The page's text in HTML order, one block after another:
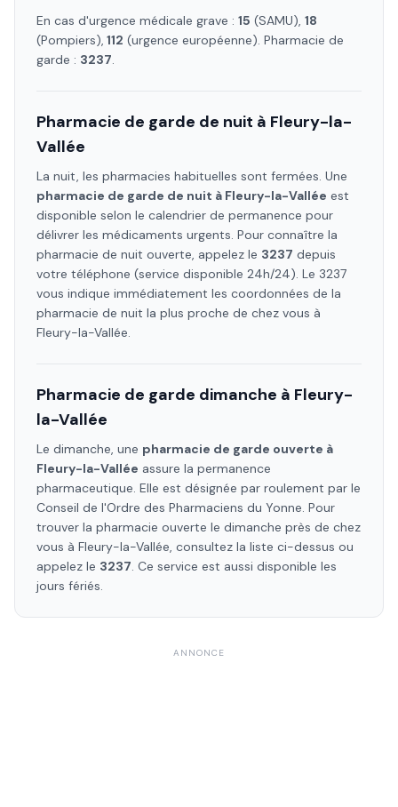
En cas d'urgence médicale grave : 15 (SAMU), 18
(Pompiers), 112 (urgence européenne). Pharmacie de
garde : 3237.
Pharmacie de garde de nuit à Fleury-la-
Vallée
La nuit, les pharmacies habituelles sont fermées. Une
pharmacie de garde de nuit à Fleury-la-Vallée est
disponible selon le calendrier de permanence pour
délivrer les médicaments urgents. Pour connaître la
pharmacie de nuit ouverte, appelez le 3237 depuis
votre téléphone (service disponible 24h/24). Le 3237
vous indique immédiatement les coordonnées de la
pharmacie de nuit la plus proche de chez vous à
Fleury-la-Vallée.
Pharmacie de garde dimanche à Fleury-
la-Vallée
Le dimanche, une pharmacie de garde ouverte à
Fleury-la-Vallée assure la permanence
pharmaceutique. Elle est désignée par roulement par le
Conseil de l'Ordre des Pharmaciens du Yonne. Pour
trouver la pharmacie ouverte le dimanche près de chez
vous à Fleury-la-Vallée, consultez la liste ci-dessus ou
appelez le 3237. Ce service est aussi disponible les
jours fériés.
ANNONCE